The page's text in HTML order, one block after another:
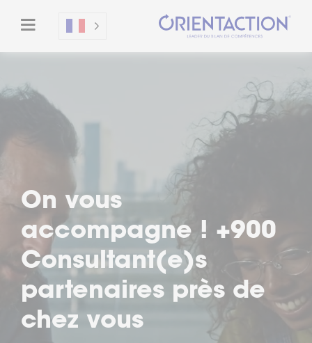
Un moment privilégié
de votre vie